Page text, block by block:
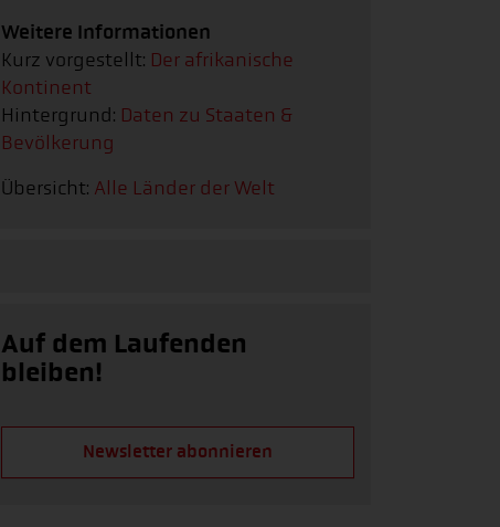
Weitere Informationen
Kurz vorgestellt: Der afrikanische
Kontinent
Hintergrund: Daten zu Staaten &
Bevölkerung
Übersicht: Alle Länder der Welt
Auf dem Laufenden
bleiben!
Newsletter abonnieren